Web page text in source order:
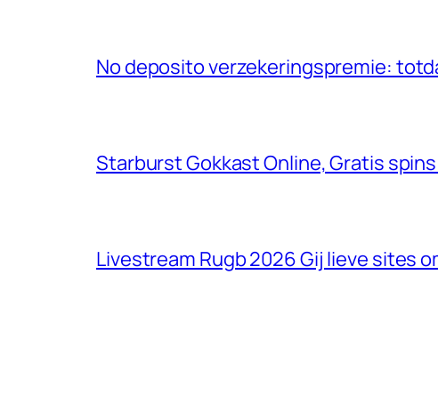
No deposito verzekeringspremie:
Starburst Gokkast Online, Gratis
Livestream Rugb 2026 Gij lieve sites